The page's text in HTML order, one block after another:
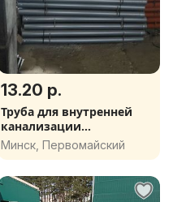
13.20 р.
Труба для внутренней
канализации
110*2,2*2000 мм
Минск, Первомайский